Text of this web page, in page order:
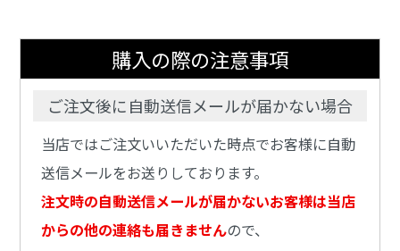
購入の際の注意事項
ご注文後に自動送信メールが届かない場合
当店ではご注文いいただいた時点でお客様に自動
送信メールをお送りしております。
注文時の自動送信メールが届かないお客様は当店
からの他の連絡も届きませんので、